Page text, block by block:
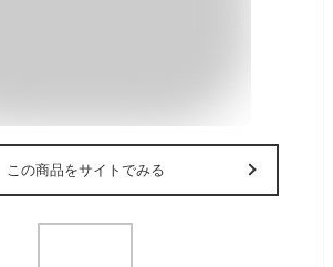
この商品をサイトでみる